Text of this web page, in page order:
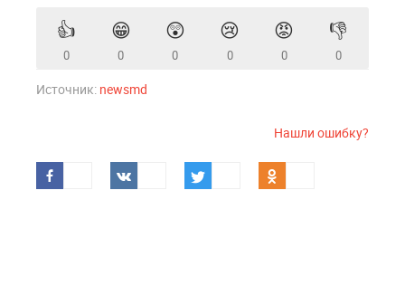
👍
0
😁
0
😲
0
😢
0
😡
0
👎
0
Источник: newsmd
Нашли ошибку?